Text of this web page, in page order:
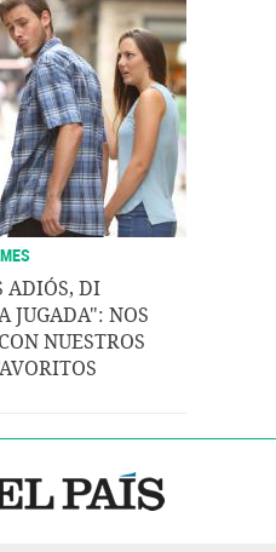
ADIÓS, DI
JUGADA": NOS
NUESTROS